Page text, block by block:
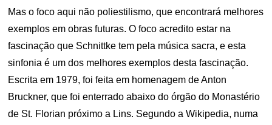
Mas o foco aqui não poliestilismo, que encontrará melhores
exemplos em obras futuras. O foco acredito estar na
fascinação que Schnittke tem pela música sacra, e esta
sinfonia é um dos melhores exemplos desta fascinação.
Escrita em 1979, foi feita em homenagem de Anton
Bruckner, que foi enterrado abaixo do órgão do Monastério
de St. Florian próximo a Lins. Segundo a Wikipedia, numa